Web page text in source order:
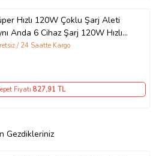
Hızlı 120W Çoklu Şarj Aleti
Anda 6 Cihaz Şarj 120W Hızlı
Çoklu USB & Type-C
/ 24 Saatte Kargo
Fiyatı 827,91 TL
Gezdikleriniz